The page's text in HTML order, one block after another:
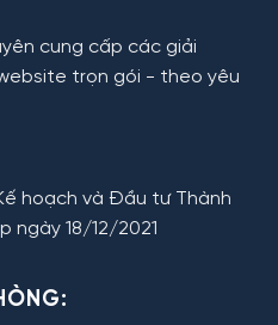
cung cấp các giải
trọn gói - theo yêu
hoạch và Đầu tư Thành
ngày 18/12/2021